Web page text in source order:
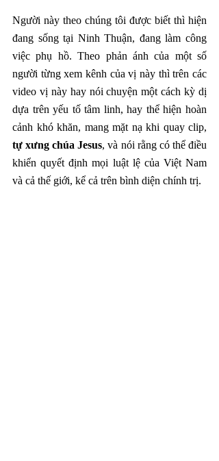
Người này theo chúng tôi được biết thì hiện
đang sống tại Ninh Thuận, đang làm công
việc phụ hồ. Theo phản ánh của một số
người từng xem kênh của vị này thì trên các
video vị này hay nói chuyện một cách kỳ dị
dựa trên yếu tố tâm linh, hay thể hiện hoàn
tự xưng chúa Jesus, và nói rằng có thể điều
khiển quyết định mọi luật lệ của Việt Nam
và cả thế giới, kể cả trên bình diện chính trị.